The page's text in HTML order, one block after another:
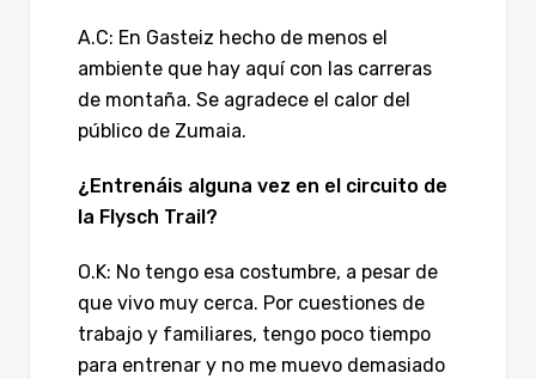
A.C: En Gasteiz hecho de menos el
ambiente que hay aquí con las carreras
de montaña. Se agradece el calor del
público de Zumaia.
¿Entrenáis alguna vez en el circuito de
la Flysch Trail?
O.K: No tengo esa costumbre, a pesar de
que vivo muy cerca. Por cuestiones de
trabajo y familiares, tengo poco tiempo
para entrenar y no me muevo demasiado